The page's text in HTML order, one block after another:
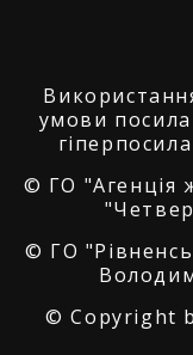
умови
© ГО "Агенція
© ГО
© Copyright